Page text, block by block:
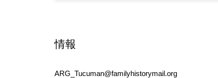
情報
ARG_Tucuman@familyhistorymail.org